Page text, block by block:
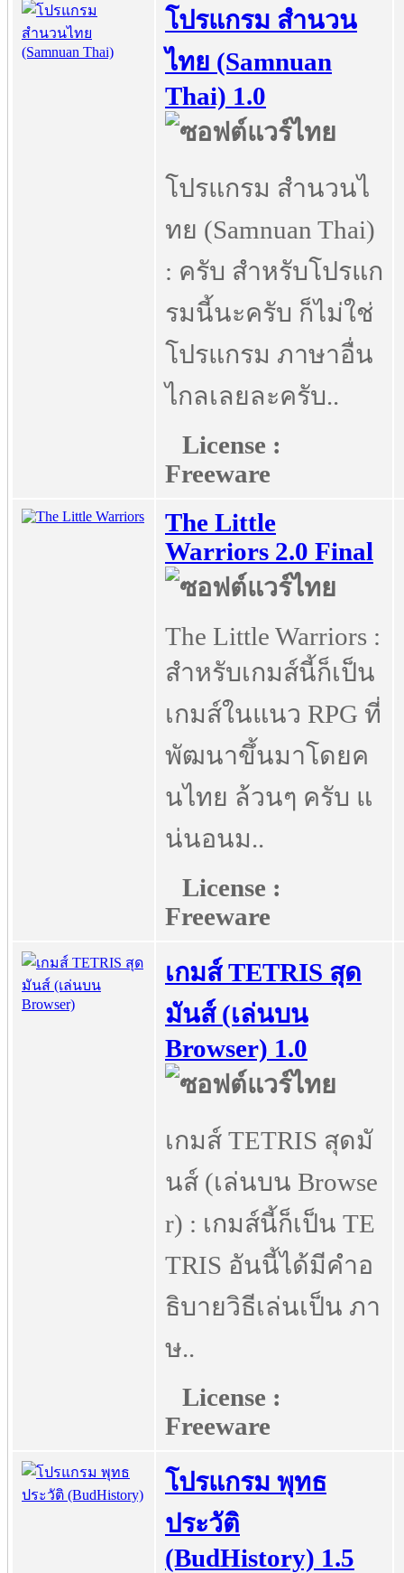
โปรแกรม สำนวน
ไทย (Samnuan
Thai) 1.0
โปรแกรม สำนวนไ
ทย (Samnuan Thai)
: ครับ สำหรับโปรแก
รมนี้นะครับ ก็ไม่ใช่
โปรแกรม ภาษาอื่น
ไกลเลยละครับ..
License :
Freeware
The Little
Warriors 2.0 Final
The Little Warriors :
สำหรับเกมส์นี้ก็เป็น
เกมส์ในแนว RPG ที่
พัฒนาขึ้นมาโดยค
นไทย ล้วนๆ ครับ แ
น่นอนม..
License :
Freeware
เกมส์ TETRIS สุด
มันส์ (เล่นบน
Browser) 1.0
เกมส์ TETRIS สุดมั
นส์ (เล่นบน Browse
r) : เกมส์นี้ก็เป็น TE
TRIS อันนี้ได้มีคำอ
ธิบายวิธีเล่นเป็น ภา
ษ..
License :
Freeware
โปรแกรม พุทธ
ประวัติ
(BudHistory) 1.5